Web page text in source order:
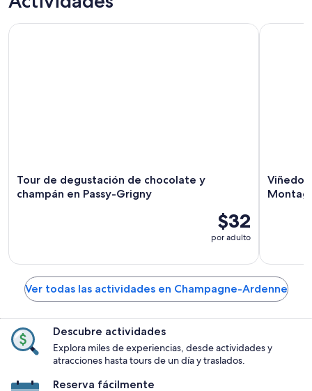
un día
nocturna
Tour de degustación de chocolate y
champán en Passy-Grigny
$32
por adulto
Tour de degustación de chocolate y champán en Passy-
Viñedo
Viñedo
Ver todas las actividades en Champagne-Ardenne
Descubre actividades
Explora miles de experiencias, desde actividades y
atracciones hasta tours de un día y traslados.
Reserva fácilmente